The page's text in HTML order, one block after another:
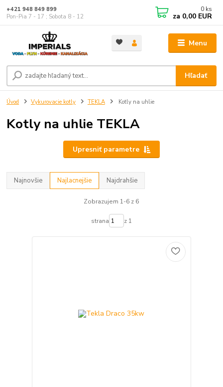
Menu
Hľadať
+421 948 849 899
Pon-Pia 7 - 17 ; Sobota 8 - 12
0 ks
za 0,00 EUR
Úvod Vykurovacie kotly TEKLA Kotly na uhlie
Kotly na uhlie TEKLA
Upresniť parametre
Najnovšie Najlacnejšie Najdrahšie
Zobrazujem 1-6 z 6
strana z 1